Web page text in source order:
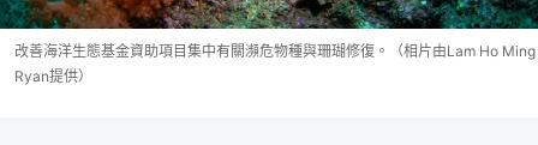
改善海洋生態基金資助項目集中有關瀕危物種與珊瑚修復。（相片由Lam Ho Ming
Ryan提供）